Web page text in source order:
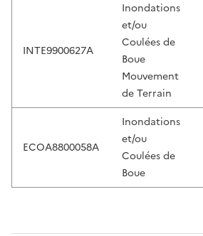
INTE9900627A
Inondations
et/ou
Coulées de
Boue
Mouvement
de Terrain
ECOA8800058A
Inondations
et/ou
Coulées de
Boue